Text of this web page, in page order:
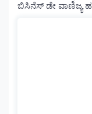
ಬಿಸಿನೆಸ್ ಡೇ ವಾಣಿಜ್ಯ